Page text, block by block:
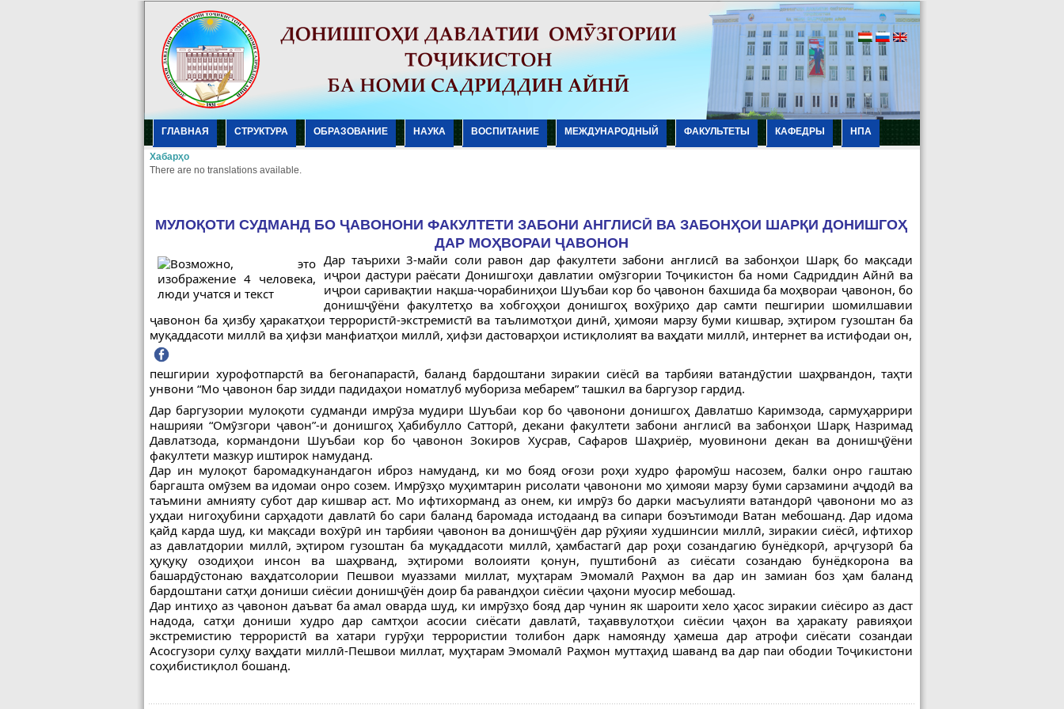
ГЛАВНАЯ СТРУКТУРА ОБРАЗОВАНИЕ НАУКА ВОСПИТАНИЕ МЕЖДУНАРОДНЫЙ ФАКУЛЬТЕТЫ КАФЕДРЫ НПА
Хабарҳо
There are no translations available.
МУЛОҚОТИ СУДМАНД БО ҶАВОНОНИ ФАКУЛТЕТИ ЗАБОНИ АНГЛИСӢ ВА ЗАБОНҲОИ ШАРҚИ ДОНИШГОҲ
ДАР МОҲВОРАИ ҶАВОНОН
Дар таърихи 3-майи соли равон дар факултети забони англисӣ ва забонҳои Шарқ бо мақсади
иҷрои дастури раёсати Донишгоҳи давлатии омӯзгории Тоҷикистон ба номи Садриддин Айнӣ ва
иҷрои саривақтии нақша-чорабиниҳои Шуъбаи кор бо ҷавонон бахшида ба моҳвораи ҷавонон, бо
донишҷӯёни факултетҳо ва хобгоҳҳои донишгоҳ вохӯриҳо дар самти пешгирии шомилшавии
ҷавонон ба ҳизбу ҳаракатҳоитеррористӣ-экстремистӣ ва таълимотҳои динӣ, ҳимояи марзу буми кишвар, эҳтиром гузоштан ба
муқаддасоти миллӣ ва ҳифзи манфиатҳои миллӣ, ҳифзи дастоварҳои истиқлолият ва ваҳдати миллӣ, интернет ва истифодаи он,
пешгирии хурофотпарстӣ ва бегонапарастӣ, баланд бардоштани зиракии сиёсӣ ва тарбияи ватандӯстии шаҳрвандон, таҳти
унвони “Мо ҷавонон бар зидди падидаҳои номатлуб мубориза мебарем” ташкил ва баргузор гардид.
Дар баргузории мулоқоти судманди имрӯза мудири Шуъбаи кор бо ҷавонони донишгоҳ Давлатшо Каримзода, сармуҳаррири
нашрияи “Омӯзгори ҷавон”-и донишгоҳ Ҳабибулло Сатторӣ, декани факултети забони англисӣ ва забонҳои Шарқ Назримад
Давлатзода, кормандони Шуъбаи кор бо ҷавонон Зокиров Хусрав, Сафаров Шаҳриёр, муовинони декан ва донишҷӯёни
факултети мазкур иштирок намуданд.
Дар ин мулоқот баромадкунандагон иброз намуданд, ки мо бояд оғози роҳи худро фаромӯш насозем, балки онро гаштаю
баргашта омӯзем ва идомаи онро созем. Имрӯзҳо муҳимтарин рисолати ҷавонони мо ҳимояи марзу буми сарзамини аҷдодӣ ва
таъмини амнияту субот дар кишвар аст. Мо ифтихорманд аз онем, ки имрӯз бо дарки масъулияти ватандорӣ ҷавонони мо аз
уҳдаи нигоҳубини сарҳадоти давлатӣ бо сари баланд баромада истодаанд ва сипари боэътимоди Ватан мебошанд. Дар идома
қайд карда шуд, ки мақсади вохӯрӣ ин тарбияи ҷавонон ва донишҷӯён дар рӯҳияи худшинсии миллӣ, зиракии сиёсӣ, ифтихор
аз давлатдории миллӣ, эҳтиром гузоштан ба муқаддасоти миллӣ, ҳамбастагӣ дар роҳи созандагию бунёдкорӣ, арҷгузорӣ ба
ҳуқуқу озодиҳои инсон ва шаҳрванд, эҳтироми волоияти қонун, пуштибонӣ аз сиёсати созандаю бунёдкорона ва
башардӯстонаю ваҳдатсолории Пешвои муаззами миллат, муҳтарам Эмомалӣ Раҳмон ва дар ин замиан боз ҳам баланд
бардоштани сатҳи дониши сиёсии донишҷӯён доир ба равандҳои сиёсии ҷаҳони муосир мебошад.
Дар интиҳо аз ҷавонон даъват ба амал оварда шуд, ки имрӯзҳо бояд дар чунин як шароити хело ҳасос зиракии сиёсиро аз даст
надода, сатҳи дониши худро дар самтҳои асосии сиёсати давлатӣ, таҳаввулотҳои сиёсии ҷаҳон ва ҳаракату равияҳои
экстремистию террористӣ ва хатари гурӯҳи террористии толибон дарк намоянду ҳамеша дар атрофи сиёсати созандаи
Асосгузори сулҳу ваҳдати миллӣ-Пешвои миллат, муҳтарам Эмомалӣ Раҳмон муттаҳид шаванд ва дар паи ободии Тоҷикистони
соҳибистиқлол бошанд.